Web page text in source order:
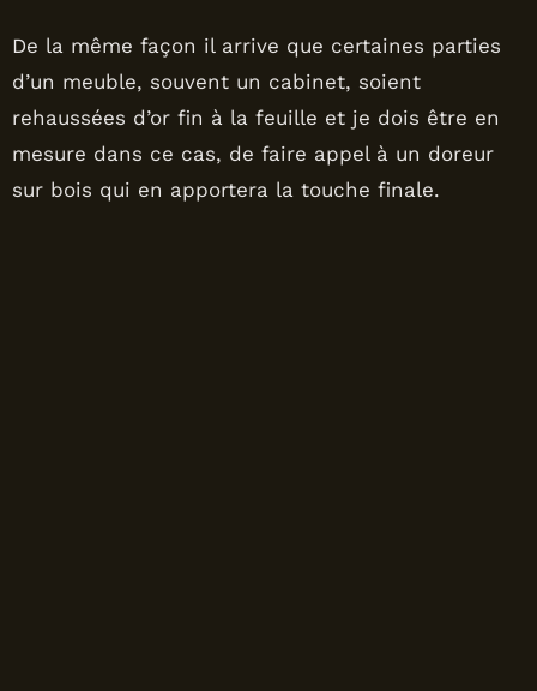
De la même façon il arrive que certaines parties
d’un meuble, souvent un cabinet, soient
rehaussées d’or fin à la feuille et je dois être en
mesure dans ce cas, de faire appel à un doreur
sur bois qui en apportera la touche finale.